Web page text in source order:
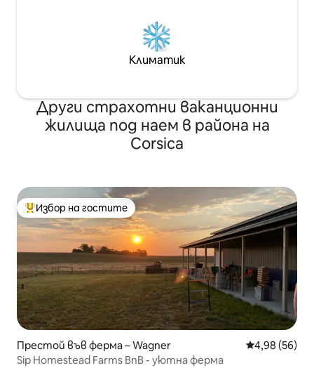
Климатик
Други страхотни ваканционни
жилища под наем в района на
Corsica
Най-популярен избор на гостите
Избор на гостите
Престой във ферма – Wagner Средна
4,98 (56)
Sip Homestead Farms BnB - уютна ферма